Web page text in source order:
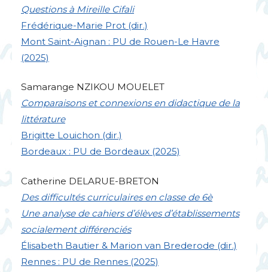
Questions à Mireille Cifali
Frédérique-Marie Prot (dir.)
Mont Saint-Aignan : PU de Rouen-Le Havre
(2025)
Samarange NZIKOU MOUELET
Comparaisons et connexions en didactique de la
littérature
Brigitte Louichon (dir.)
Bordeaux : PU de Bordeaux (2025)
Catherine DELARUE-BRETON
Des difficultés curriculaires en classe de 6è
Une analyse de cahiers d’élèves d’établissements
socialement différenciés
Élisabeth Bautier & Marion van Brederode (dir.)
Rennes : PU de Rennes (2025)